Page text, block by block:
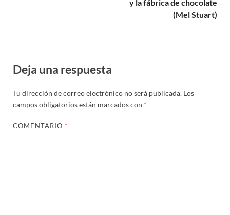
y la fábrica de chocolate
(Mel Stuart)
Deja una respuesta
Tu dirección de correo electrónico no será publicada. Los
campos obligatorios están marcados con *
COMENTARIO *